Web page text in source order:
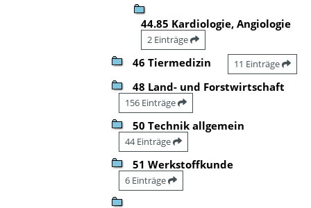
44.85 Kardiologie, Angiologie
2 Einträge
46 Tiermedizin 11 Einträge
48 Land- und Forstwirtschaft
156 Einträge
50 Technik allgemein
44 Einträge
51 Werkstoffkunde
6 Einträge